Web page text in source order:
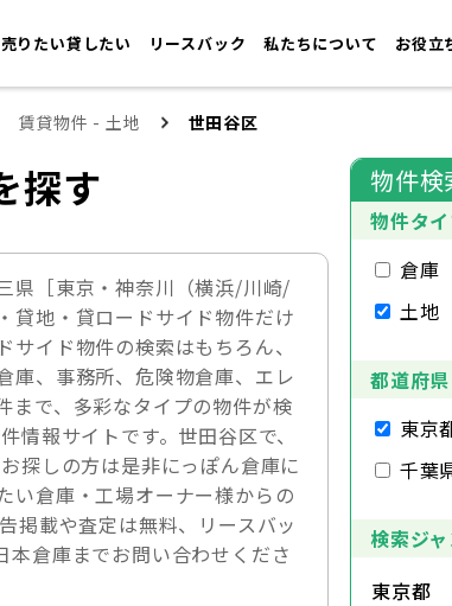
売りたい貸したい リースバック 私たちについて お役立
賃貸物件 - 土地 世田谷区
探す
県［東京・神奈川（横浜/川崎/
貸地・貸ロードサイド物件だけ
イド物件の検索はもちろん、
庫、事務所、危険物倉庫、エレ
まで、多彩なタイプの物件が検
情報サイトです。世田谷区で、
探しの方は是非にっぽん倉庫に
い倉庫・工場オーナー様からの
掲載や査定は無料、リースバッ
本倉庫までお問い合わせくださ
物件検
物件タ
倉庫
土地
都道府県
東京
千葉
検索ジ
東京都